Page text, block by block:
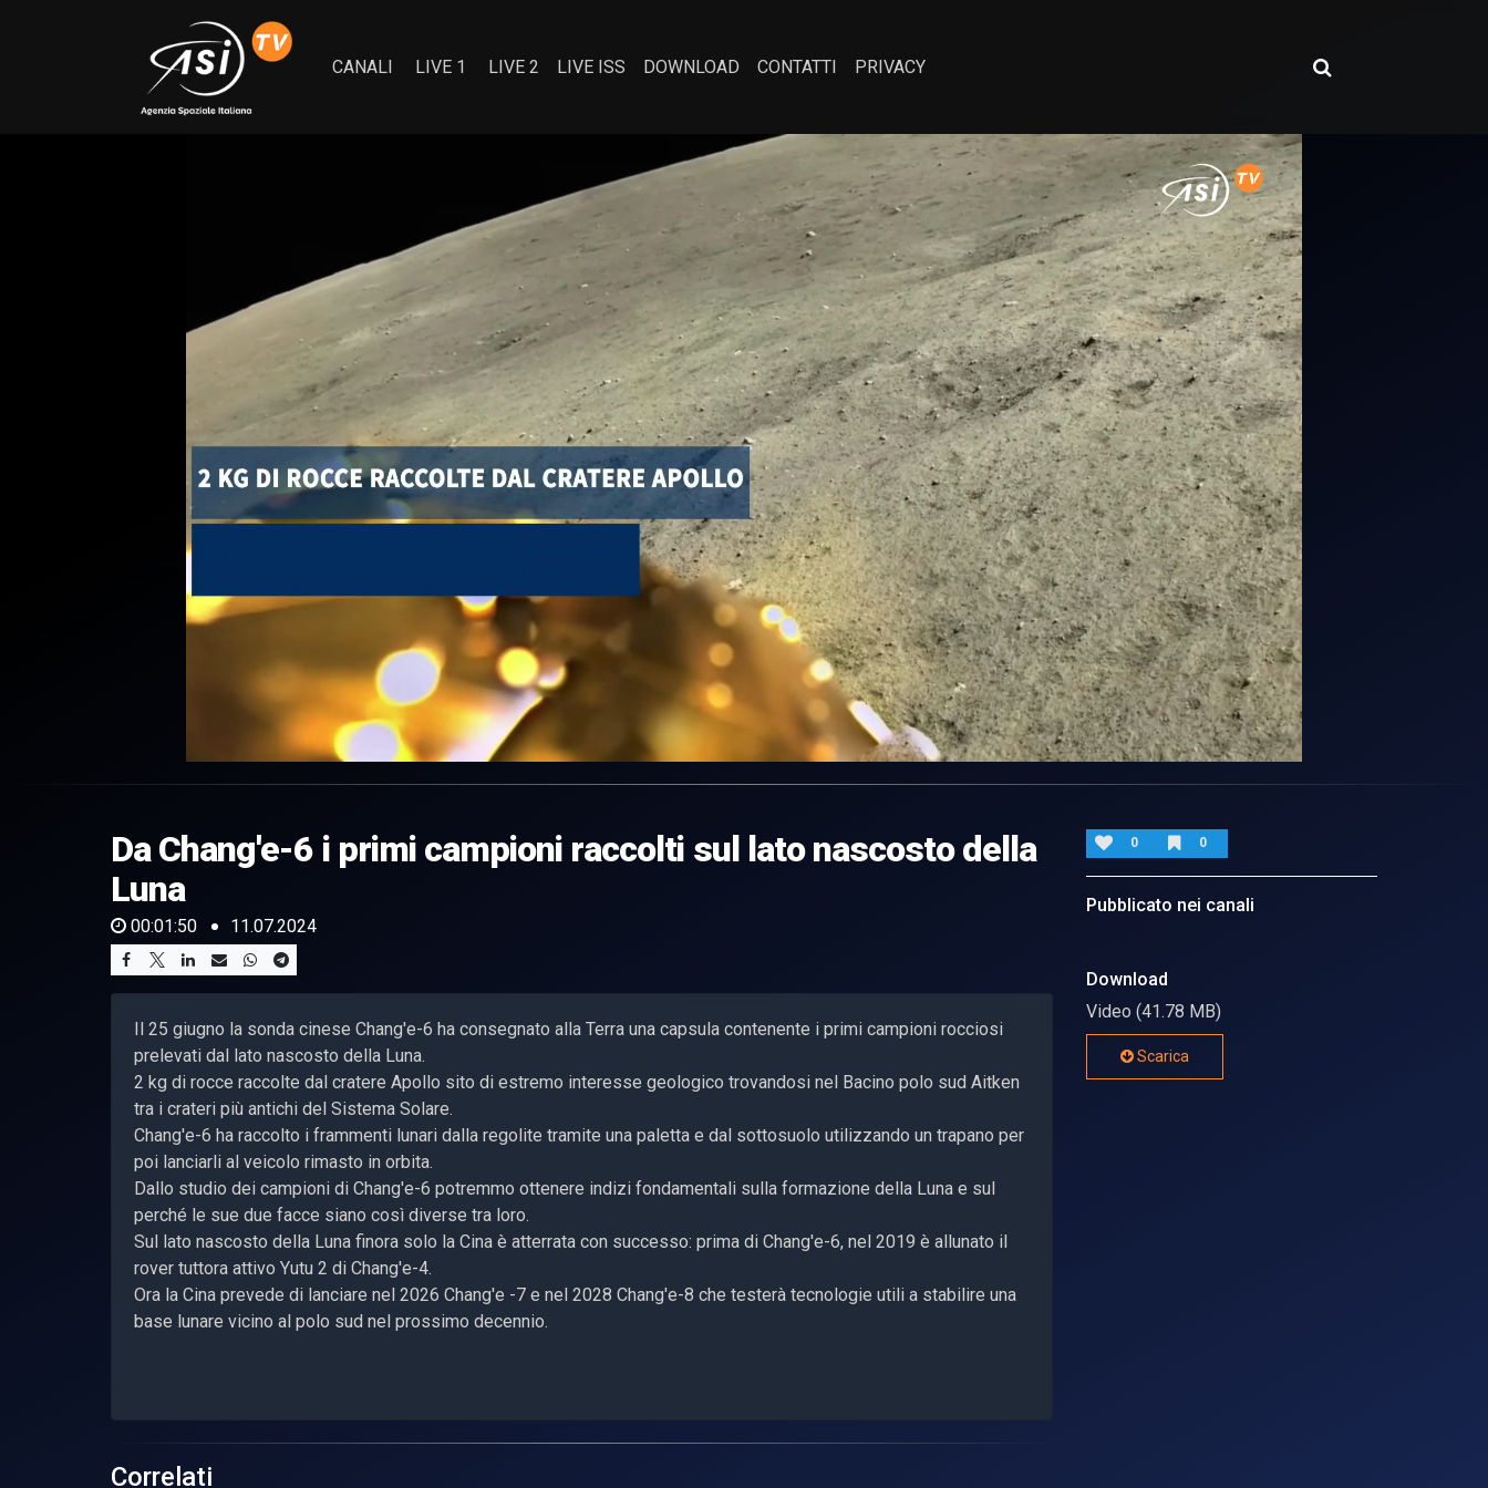
CANALI LIVE 1 LIVE 2 LIVE ISS DOWNLOAD CONTATTI PRIVACY
of
50
seconds Volume
Da Chang'e-6 i primi campioni raccolti sul lato nascosto della
Luna
00:01:50 11.07.2024
Il 25 giugno la sonda cinese Chang'e-6 ha consegnato alla Terra una capsula contenente i primi campioni rocciosi
prelevati dal lato nascosto della Luna.
2 kg di rocce raccolte dal cratere Apollo sito di estremo interesse geologico trovandosi nel Bacino polo sud Aitken
tra i crateri più antichi del Sistema Solare.
Chang'e-6 ha raccolto i frammenti lunari dalla regolite tramite una paletta e dal sottosuolo utilizzando un trapano per
poi lanciarli al veicolo rimasto in orbita.
Dallo studio dei campioni di Chang'e-6 potremmo ottenere indizi fondamentali sulla formazione della Luna e sul
perché le sue due facce siano così diverse tra loro.
Sul lato nascosto della Luna finora solo la Cina è atterrata con successo: prima di Chang'e-6, nel 2019 è allunato il
rover tuttora attivo Yutu 2 di Chang'e-4.
Ora la Cina prevede di lanciare nel 2026 Chang'e -7 e nel 2028 Chang'e-8 che testerà tecnologie utili a stabilire una
base lunare vicino al polo sud nel prossimo decennio.
0 0
Pubblicato nei canali
Download
Video (41.78 MB)
Scarica
Correlati